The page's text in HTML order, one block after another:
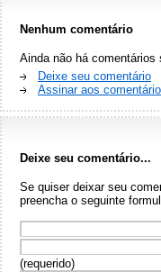
Nenhum comentário
Ainda não há comentários
Deixe seu comentário
Assinar aos
Deixe seu comentário...
Se quiser deixar seu
preencha o seguinte
(requerido)